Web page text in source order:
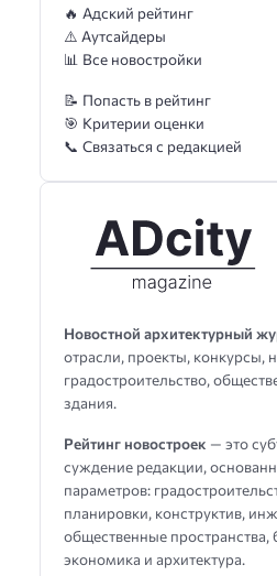
Новостной архитектурный
отрасли, проекты, конкурсы,
градостроительство,
здания.
Рейтинг новостроек — это
суждение редакции,
параметров:
планировки, конструктив,
общественные пространства,
экономика и архитектура.
🔥 Адский рейтинг
⚠️ Аутсайдеры
📊 Все новостройки
📝 Попасть в рейтинг
🎯 Критерии оценки
📞 Связаться с редакцией